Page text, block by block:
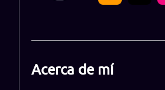
Acerca de mí